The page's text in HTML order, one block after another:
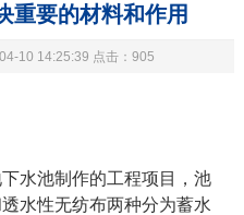
重要的材料和作用
10 14:25:39 点击：905
水池制作的工程项目，池
水性无纺布两种分为蓄水